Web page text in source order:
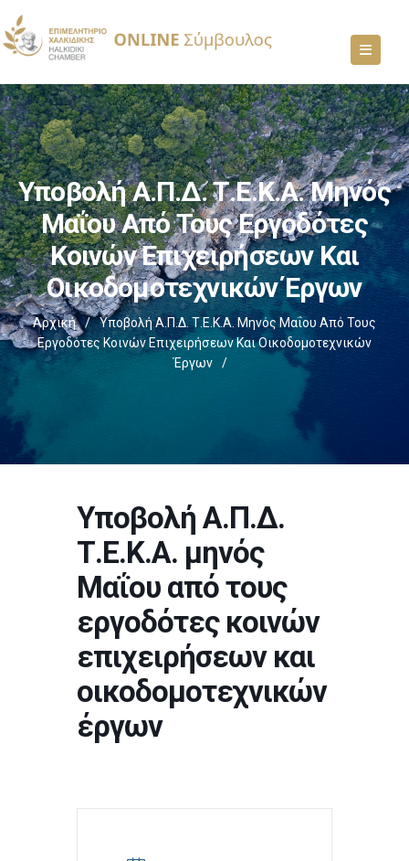
Υποβολή Α.Π.Δ. Τ.Ε.Κ.Α. Μηνός
Μαΐου Από Τους Εργοδότες
Κοινών Επιχειρήσεων Και
Οικοδομοτεχνικών Έργων
Αρχική /
Υποβολή Α.Π.Δ. Τ.Ε.Κ.Α. Μηνός Μαΐου Από Τους
Εργοδότες Κοινών Επιχειρήσεων Και Οικοδομοτεχνικών
Έργων
/
Υποβολή Α.Π.Δ.
Τ.Ε.Κ.Α. μηνός
Μαΐου από τους
εργοδότες κοινών
επιχειρήσεων και
οικοδομοτεχνικών
έργων